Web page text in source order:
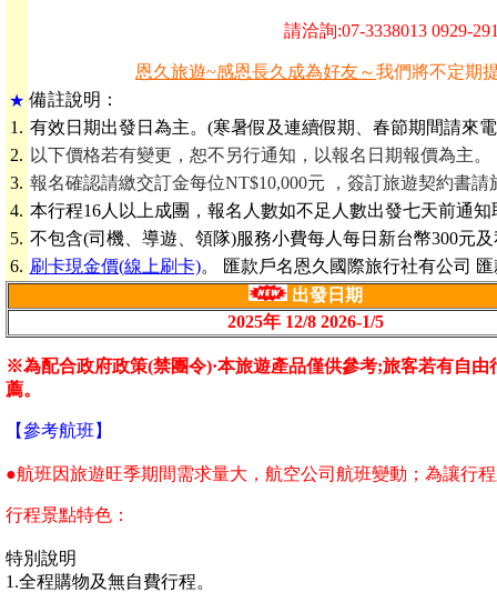
請洽詢:07-3338013 0929-
恩久旅遊~感恩長久成為好友～我們將不定期
★ 備註說明：
1. 有效日期出發日為主。(寒暑假及連續假期、春節期間請來
2. 以下價格若有變更，恕不另行通知，以報名日期報價為主。
3. 報名確認請繳交訂金每位NT$10,000元
，簽訂旅遊契約書
4. 本行程16人以上成團，報名人數如不足人數出發七天前通知
5. 不包含(司機、導遊、領隊)服務小費每人每日新台幣300元
6. 刷卡現金價(線上刷卡)。 匯款戶名恩久國際旅行社有公司 匯
出發日期
2025年 12/8 2026-1/5
※為配合政府政策(禁團令)·本旅遊產品僅供參考;旅客若有自
薦。
【參考航班】
●航班因旅遊旺季期間需求量大，航空公司航班變動；為讓行
行程景點特色：
特別說明
1.全程購物及無自費行程。